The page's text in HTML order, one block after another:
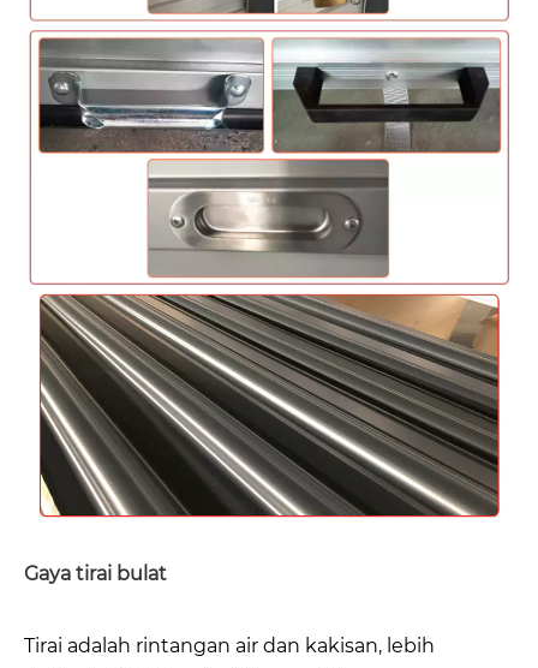
Gaya tirai bulat
Tirai adalah rintangan air dan kakisan, lebih